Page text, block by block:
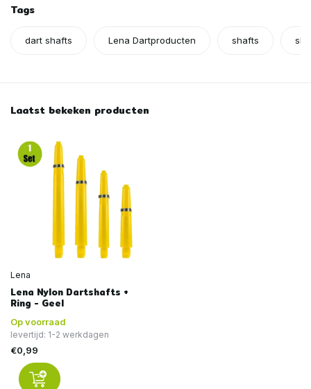
Tags
dart shafts Lena Dartproducten shafts
Laatst bekeken producten
Lena
Lena Nylon Dartshafts +
Ring - Geel
Op voorraad
levertijd: 1-2 werkdagen
€0,99